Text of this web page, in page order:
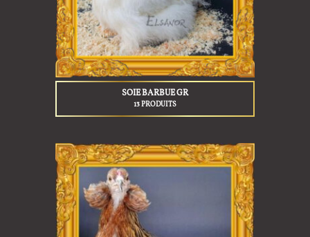
SOIE BARBUE GR
13 PRODUITS